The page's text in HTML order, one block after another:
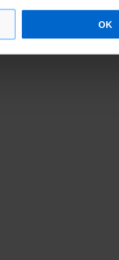
OK